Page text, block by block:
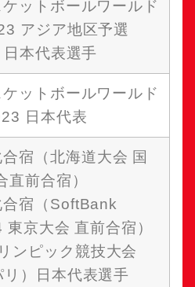
ットボールワールド
アジア地区予選
本代表選手
ットボールワールド
日本代表
宿（北海道大会 国
直前合宿）
宿（SoftBank
京大会 直前合宿）
ンピック競技大会
リ）日本代表選手